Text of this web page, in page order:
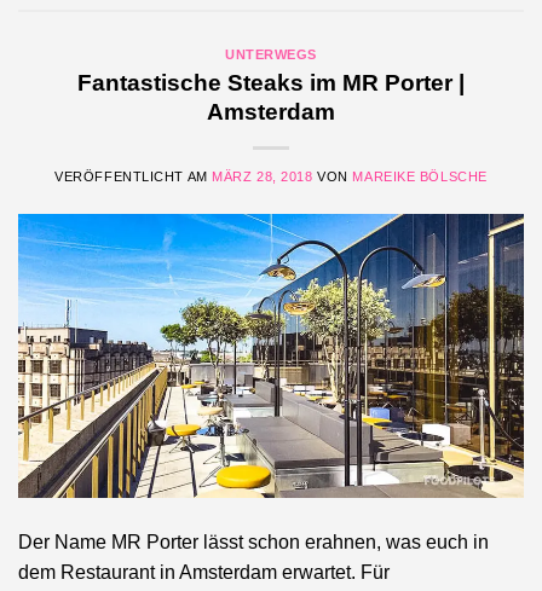
UNTERWEGS
Fantastische Steaks im MR Porter |
Amsterdam
VERÖFFENTLICHT AM MÄRZ 28, 2018 VON MAREIKE BÖLSCHE
Der Name MR Porter lässt schon erahnen, was euch in
dem Restaurant in Amsterdam erwartet. Für